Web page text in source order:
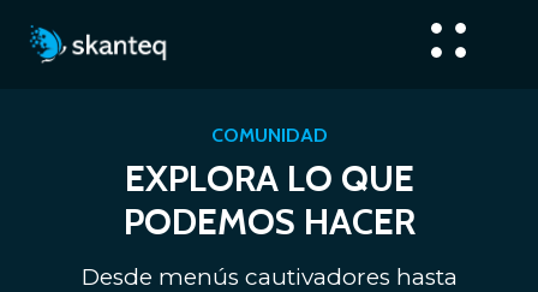
COMUNIDAD
EXPLORA LO QUE
PODEMOS HACER
Desde menús cautivadores hasta